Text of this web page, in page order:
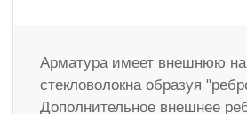
Арматура имеет внешнюю
стекловолокна образуя
Дополнительное внешнее